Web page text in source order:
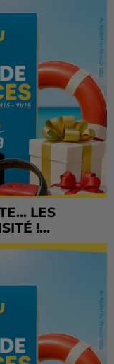
LES
!...